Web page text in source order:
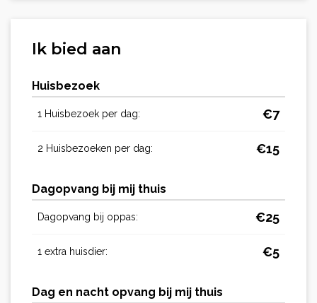
Ik bied aan
Huisbezoek
1 Huisbezoek per dag: €7
2 Huisbezoeken per dag: €15
Dagopvang bij mij thuis
Dagopvang bij oppas: €25
1 extra huisdier: €5
Dag en nacht opvang bij mij thuis